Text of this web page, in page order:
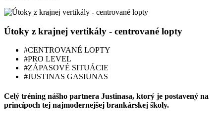
Útoky z krajnej vertikály - centrované lopty
#CENTROVANÉ LOPTY
#PRO LEVEL
#ZÁPASOVÉ SITUÁCIE
#JUSTINAS GASIUNAS
Celý tréning nášho partnera Justinasa, ktorý je postavený na
princípoch tej najmodernejšej brankárskej školy.